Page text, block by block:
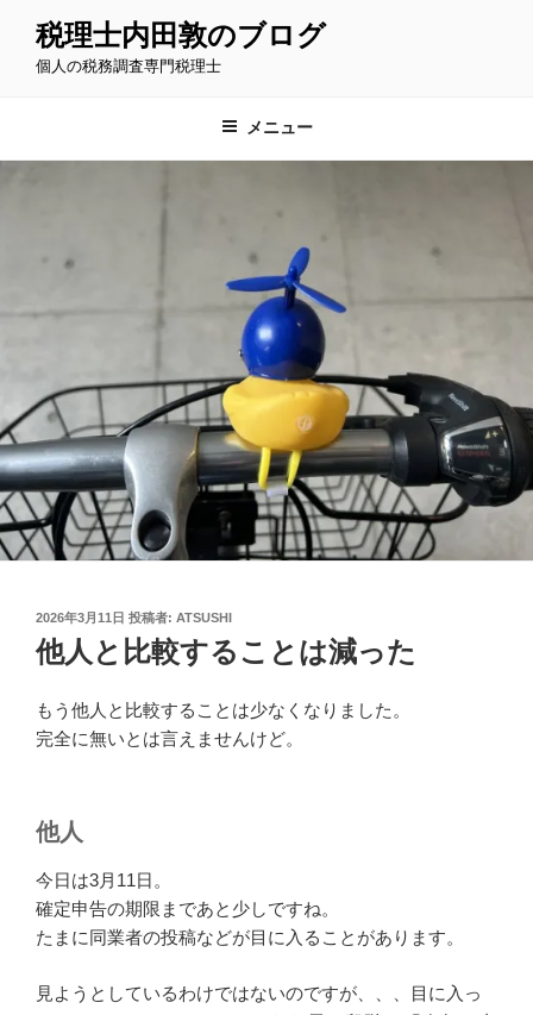
税理士内田敦のブログ
個人の税務調査専門税理士
メニュー
投
稿
日:
2026年3月11日 投稿者: ATSUSHI
他人と比較することは減った
もう他人と比較することは少なくなりました。
完全に無いとは言えませんけど。
他人
今日は3月11日。
確定申告の期限まであと少しですね。
たまに同業者の投稿などが目に入ることがあります。
見ようとしているわけではないのですが、、、目に入っ